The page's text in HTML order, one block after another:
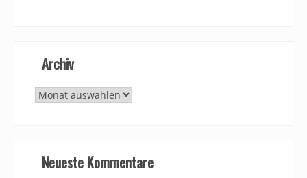
Archiv
Archiv
Neueste Kommentare